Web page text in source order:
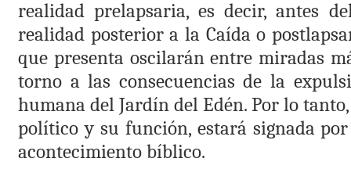
realidad prelapsaria, es decir, antes
realidad posterior a la Caída o
que presenta oscilarán entre miradas
torno a las consecuencias de la
humana del Jardín del Edén. Por lo
político y su función, estará signada
acontecimiento bíblico.